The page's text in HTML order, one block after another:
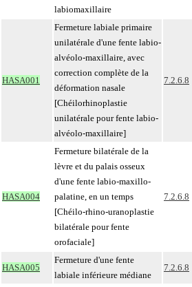
labiomaxillaire
HASA001
Fermeture labiale primaire
unilatérale d'une fente labio-
alvéolo-maxillaire, avec
correction complète de la
déformation nasale
[Chéilorhinoplastie
unilatérale pour fente labio-
alvéolo-maxillaire]
7.2.6.8
HASA004
Fermeture bilatérale de la
lèvre et du palais osseux
d'une fente labio-maxillo-
palatine, en un temps
[Chéilo-rhino-uranoplastie
bilatérale pour fente
orofaciale]
7.2.6.8
HASA005
Fermeture d'une fente
labiale inférieure médiane
7.2.6.8